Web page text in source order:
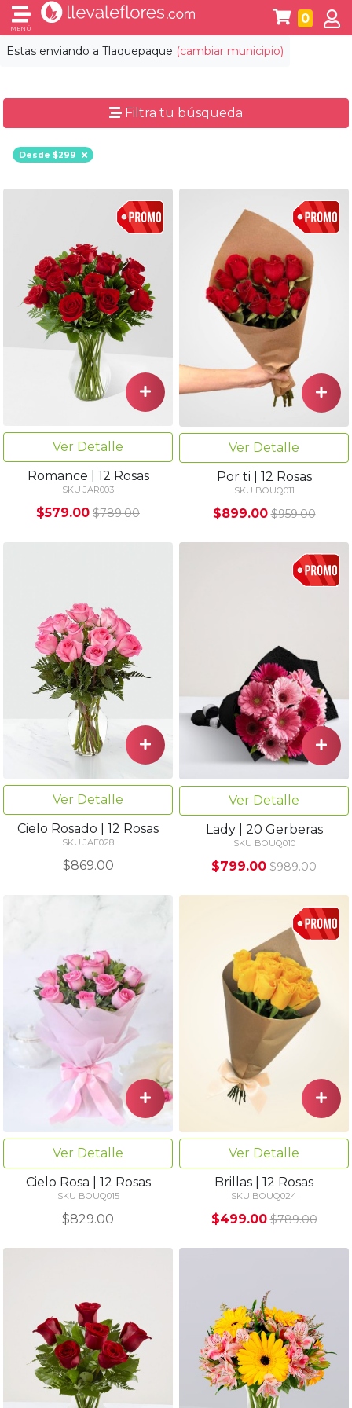
Estas enviando a Tlaquepaque (cambiar municipio)
MENÚ
0
Filtra tu búsqueda
Desde $299
Ver Detalle
Romance | 12 Rosas
SKU JAR003
$579.00 $789.00
Ver Detalle
Por ti | 12 Rosas
SKU BOUQ011
$899.00 $959.00
Ver Detalle
Cielo Rosado | 12 Rosas
SKU JAE028
$869.00
Ver Detalle
Lady | 20 Gerberas
SKU BOUQ010
$799.00 $989.00
Ver Detalle
Cielo Rosa | 12 Rosas
SKU BOUQ015
$829.00
Ver Detalle
Brillas | 12 Rosas
SKU BOUQ024
$499.00 $789.00